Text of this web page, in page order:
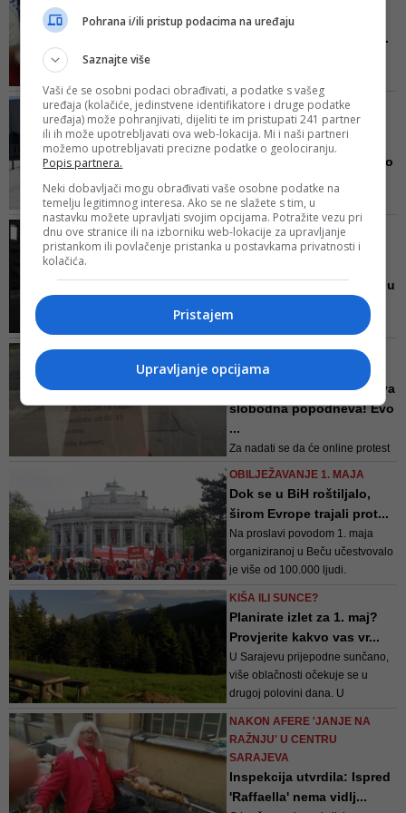
Republika Srpska planira
proširen policijski čas u...
policijski čas, Lukač je odgovorio
da sve zavisi od epidemiološke
situacije i discipline građana
SVE ZABRANE PRODUŽENE
JOŠ 14 DANA
Nema popuštanja u RS:
'Nismo htjeli da donesemo
Od sutra osobe starije od 65
godina i više imaće svaki radni
dan od 7 do 10 časova
dozvoljenu šetnju, uz poštovanje
dozvoljeno grupisanje, da nose
maske i sve ono što predlaže
VIDEO/ NAJPOPULARNIJA
PJESMA ZA 1. MAJ
Radnička klasa ne odlazi u
društvenim mrežama
najšerovanija numera je „Prvi
FOTO DOKUMENT/ KRIK BEZ
GLASA
Gazda im dozvolio čak dva
slobodna popodneva! Evo
...
Za nadati se da će online protest
„Slobodni za praznike!“ prerasti u
svoja prava, kao i da će
tradicionalne prvomajske teferiče
u BiH konačno zamijeniti krik na
ulicama... Jer bez toga sve će i
dalje biti samo "mrtvo slovo na ...
OBILJEŽAVANJE 1. MAJA
Dok se u BiH roštiljalo,
širom Evrope trajali prot...
Na proslavi povodom 1. maja
organiziranoj u Beču učestvovalo
je više od 100.000 ljudi.
Predsjednik Socijaldemokratske
kritizirao je namjeru vlade da
poveća sedmični fond radnih sati
KIŠA ILI SUNCE?
Planirate izlet za 1. maj?
Provjerite kakvo vas vr...
U Sarajevu prijepodne sunčano,
više oblačnosti očekuje se u
drugoj polovini dana. U
je moguć kratkotrajan pljusak
NAKON AFERE 'JANJE NA
RAŽNJU' U CENTRU
SARAJEVA
Inspekcija utvrdila: Ispred
'Raffaella' nema vidlj...
Pohrana i/ili pristup podacima na uređaju
Saznajte više
Vaši će se osobni podaci obrađivati, a podatke s vašeg
uređaja (kolačiće, jedinstvene identifikatore i druge podatke
uređaja) može pohranjivati, dijeliti te im pristupati 241 partner
ili ih može upotrebljavati ova web-lokacija. Mi i naši partneri
možemo upotrebljavati precizne podatke o geolociranju.
Popis partnera.
Neki dobavljači mogu obrađivati vaše osobne podatke na
temelju legitimnog interesa. Ako se ne slažete s tim, u
nastavku možete upravljati svojim opcijama. Potražite vezu pri
dnu ove stranice ili na izborniku web-lokacije za upravljanje
pristankom ili povlačenje pristanka u postavkama privatnosti i
kolačića.
Pristajem
Upravljanje opcijama